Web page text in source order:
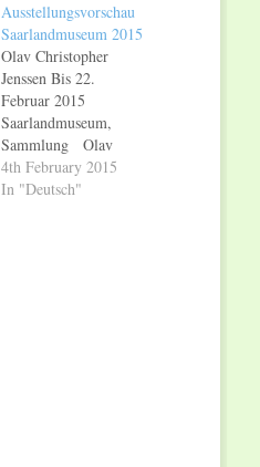
Ausstellungsvorschau
Saarlandmuseum 2015
Olav Christopher
Jenssen Bis 22.
Februar 2015
Saarlandmuseum,
Sammlung Olav
Christopher Jenssen
(geboren 1954 in
4th February 2015
In "Deutsch"